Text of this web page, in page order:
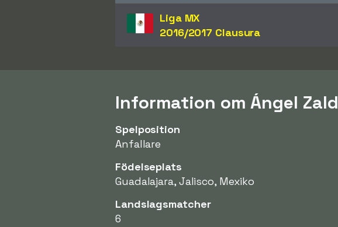
Liga MX
2016/2017 Clausura
Information om Ángel
Spelposition
Anfallare
Födelseplats
Guadalajara, Jalisco, Mexiko
Landslagsmatcher
6